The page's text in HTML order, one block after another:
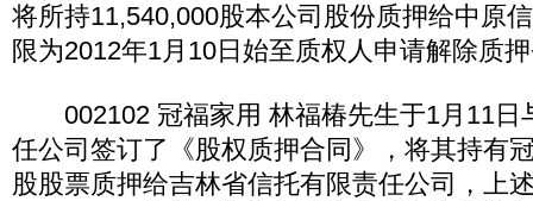
将所持11,540,000股本公司股份质押给中原
限为2012年1月10日始至质权人申请解除质
002102 冠福家用 林福椿先生于1月11日
任公司签订了《股权质押合同》，将其持有
股股票质押给吉林省信托有限责任公司，上